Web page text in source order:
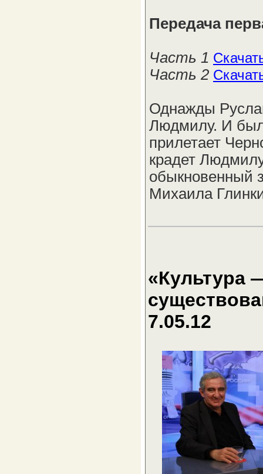
Передача
Часть 1
Часть 2
Однажды
Людмилу. И
прилетает
крадет
обыкновенный
Михаила
«Культура
7.05.12